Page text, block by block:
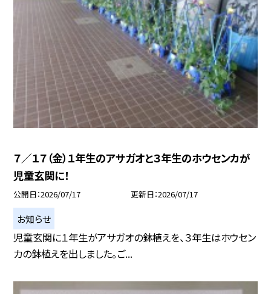
７／１７（金）１年生のアサガオと３年生のホウセンカが
児童玄関に！
公開日 2026/07/17 更新日 2026/07/17
お知らせ
児童玄関に１年生がアサガオの鉢植えを、３年生はホウセン
カの鉢植えを出しました。ご...